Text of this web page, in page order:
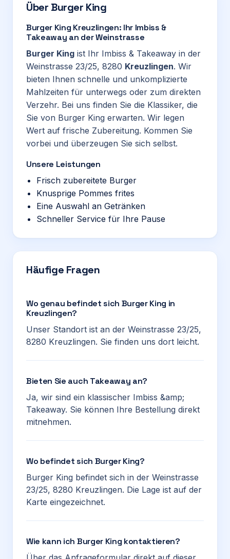
Über Burger King
Burger King Kreuzlingen: Ihr Imbiss &
Takeaway an der Weinstrasse
Burger King ist Ihr Imbiss & Takeaway in der
Weinstrasse 23/25, 8280 Kreuzlingen. Wir
bieten Ihnen schnelle und unkomplizierte
Mahlzeiten für unterwegs oder zum direkten
Verzehr. Bei uns finden Sie die Klassiker, die
Sie von Burger King erwarten. Wir legen
Wert auf frische Zubereitung. Kommen Sie
vorbei und überzeugen Sie sich selbst.
Unsere Leistungen
Frisch zubereitete Burger
Knusprige Pommes frites
Eine Auswahl an Getränken
Schneller Service für Ihre Pause
Häufige Fragen
Wo genau befindet sich Burger King in
Kreuzlingen?
Unser Standort ist an der Weinstrasse 23/25,
8280 Kreuzlingen. Sie finden uns dort leicht.
Bieten Sie auch Takeaway an?
Ja, wir sind ein klassischer Imbiss &amp;
Takeaway. Sie können Ihre Bestellung direkt
mitnehmen.
Wo befindet sich Burger King?
Burger King befindet sich in der Weinstrasse
23/25, 8280 Kreuzlingen. Die Lage ist auf der
Karte eingezeichnet.
Wie kann ich Burger King kontaktieren?